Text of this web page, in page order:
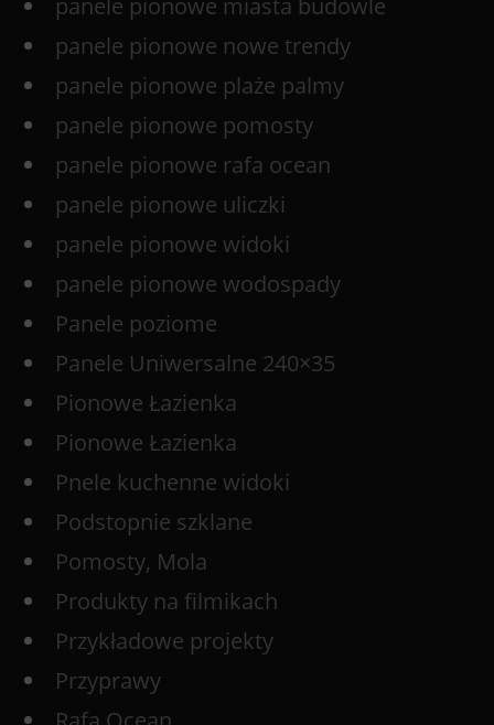
panele pionowe miasta budowle
panele pionowe nowe trendy
panele pionowe plaże palmy
panele pionowe pomosty
panele pionowe rafa ocean
panele pionowe uliczki
panele pionowe widoki
panele pionowe wodospady
Panele poziome
Panele Uniwersalne 240×35
Pionowe Łazienka
Pionowe Łazienka
Pnele kuchenne widoki
Podstopnie szklane
Pomosty, Mola
Produkty na filmikach
Przykładowe projekty
Przyprawy